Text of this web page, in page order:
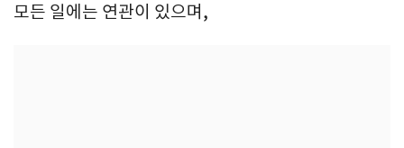
모든 일에는 연관이 있으며,